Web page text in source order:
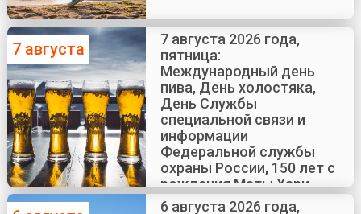
7 августа
7 августа 2026 года,
пятница:
Международный день
пива, День холостяка,
День Службы
специальной связи и
информации
Федеральной службы
охраны России, 150 лет с
рождения Маты Хари
6 августа 2026 года,